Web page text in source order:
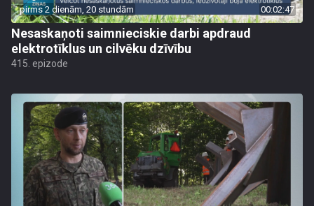
pirms 2 dienām, 20 stundām 00:02:47
Nesaskaņoti saimnieciskie darbi apdraud
elektrotīklus un cilvēku dzīvību
415. epizode